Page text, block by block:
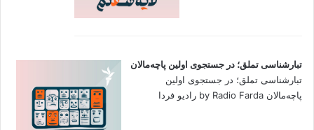
تبارشناسی تملق؛ در جستجوی اولین‌ پاچه‌مالان
تبارشناسی تملق؛ در جستجوی اولین‌
پاچه‌مالان by Radio Farda رادیو فردا